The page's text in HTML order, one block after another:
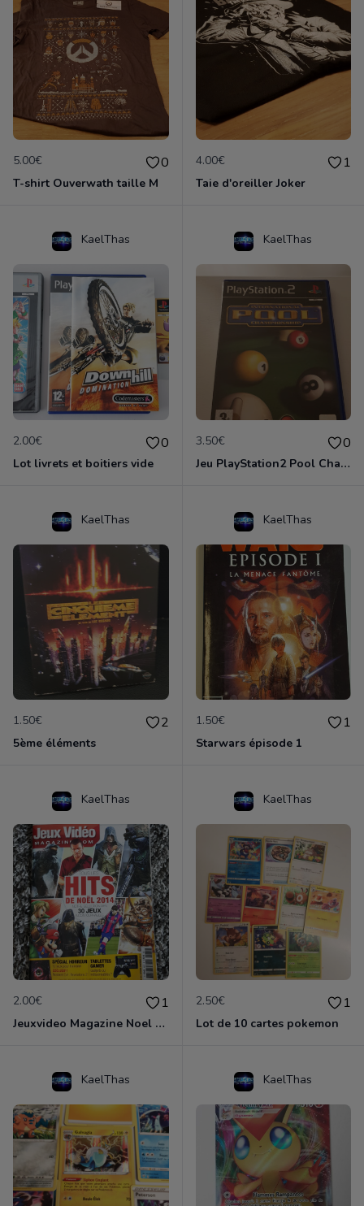
5.00€ 0
T-shirt Ouverwath taille M
4.00€ 1
Taie d'oreiller Joker
KaelThas
2.00€ 0
Lot livrets et boitiers vide
KaelThas
3.50€ 0
Jeu PlayStation2 Pool Championship
KaelThas
1.50€ 2
5ème éléments
KaelThas
1.50€ 1
Starwars épisode 1
KaelThas
2.00€ 1
Jeuxvideo Magazine Noel 2014
KaelThas
2.50€ 1
Lot de 10 cartes pokemon
KaelThas KaelThas